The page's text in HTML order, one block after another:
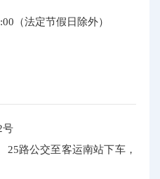
（法定节假日除外）
路公交至客运南站下车，